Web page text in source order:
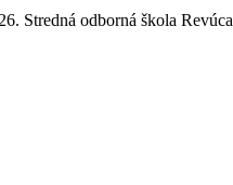
Stredná odborná škola Revúca